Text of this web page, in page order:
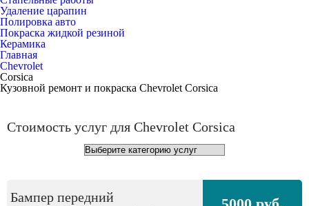
Удаление царапин
Полировка авто
Покраска жидкой резиной
Керамика
Главная
Chevrolet
Corsica
Кузовной ремонт и покраска Chevrolet Corsica
Стоимость услуг для Chevrolet Corsica
Бампер передний